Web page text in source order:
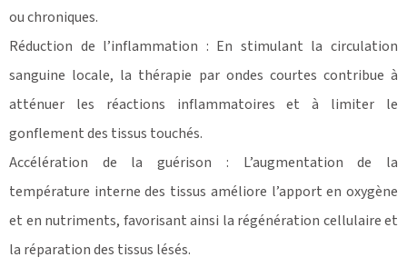
ou chroniques.
Réduction de l’inflammation : En stimulant la circulation
sanguine locale, la thérapie par ondes courtes contribue à
atténuer les réactions inflammatoires et à limiter le
gonflement des tissus touchés.
Accélération de la guérison : L’augmentation de la
température interne des tissus améliore l’apport en oxygène
et en nutriments, favorisant ainsi la régénération cellulaire et
la réparation des tissus lésés.